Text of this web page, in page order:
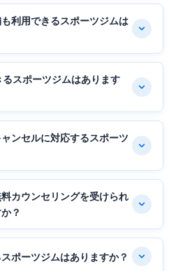
利用できるスポーツジムは
スポーツジムはあります
ンセルに対応するスポーツ
カウンセリングを受けられ
？
ポーツジムはありますか？